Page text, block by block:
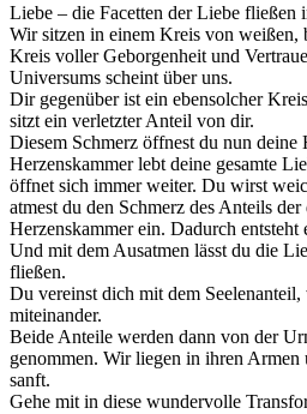
Liebe – die Facetten der Liebe fließen
Wir sitzen in einem Kreis von weißen,
Kreis voller Geborgenheit und
Universums scheint über uns.
Dir gegenüber ist ein ebensolcher
sitzt ein verletzter Anteil von dir.
Diesem Schmerz öffnest du nun deine
Herzenskammer lebt deine gesamte
öffnet sich immer weiter. Du wirst
atmest du den Schmerz des Anteils
Herzenskammer ein. Dadurch entsteht
Und mit dem Ausatmen lässt du die
fließen.
Du vereinst dich mit dem
miteinander.
Beide Anteile werden dann von der
genommen. Wir liegen in ihren Armen
sanft.
Gehe mit in diese wundervolle